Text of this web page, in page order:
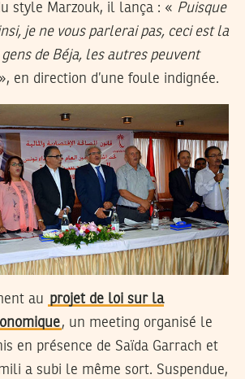
style Marzouk, il lança : « Puisque
je ne vous parlerai pas, ceci est la
de Béja, les autres peuvent
en direction d’une foule indignée.
au projet de loi sur la
, un meeting organisé le
en présence de Saïda Garrach et
a subi le même sort. Suspendue,